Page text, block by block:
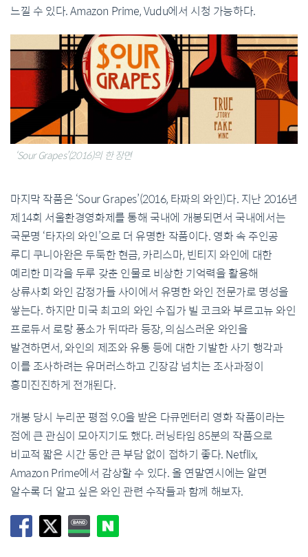
느낄 수 있다. Amazon Prime, Vudu에서 시청 가능하다.
‘Sour Grapes’(2016)의 한 장면
마지막 작품은 ‘Sour Grapes’(2016, 타짜의 와인)다. 지난 2016년
제14회 서울환경영화제를 통해 국내에 개봉되면서 국내에서는
국문명 ‘타자의 와인’으로 더 유명한 작품이다. 영화 속 주인공
루디 쿠니아완은 두둑한 현금, 카리스마, 빈티지 와인에 대한
예리한 미각을 두루 갖춘 인물로 비상한 기억력을 활용해
상류사회 와인 감정가들 사이에서 유명한 와인 전문가로 명성을
쌓는다. 하지만 미국 최고의 와인 수집가 빌 코크와 부르고뉴 와인
프로듀서 로랑 퐁소가 뒤따라 등장, 의심스러운 와인을
발견하면서, 와인의 제조와 유통 등에 대한 기발한 사기 행각과
이를 조사하려는 유머러스하고 긴장감 넘치는 조사과정이
흥미진진하게 전개된다.
개봉 당시 누리꾼 평점 9.0을 받은 다큐멘터리 영화 작품이라는
점에 큰 관심이 모아지기도 했다. 러닝타임 85분의 작품으로
비교적 짧은 시간 동안 큰 부담 없이 접하기 좋다. Netflix,
Amazon Prime에서 감상할 수 있다. 올 연말연시에는 알면
알수록 더 알고 싶은 와인 관련 수작들과 함께 해보자.